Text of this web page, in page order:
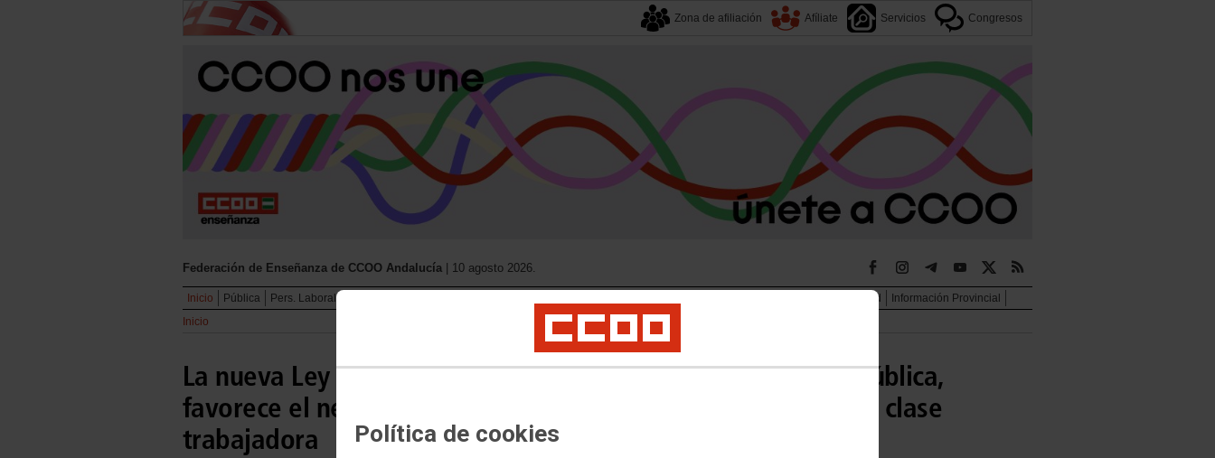
Política de cookies
Zona de afiliación Afíliate Servicios Congresos
Federación de Enseñanza de CCOO Andalucía | 10 agosto 2026.
Inicio Pública Pers. Laboral C. Educativos Mujer e igualdad
Información Provincial
Inicio
La nueva Ley de Universidades “dinamita” la calidad de la pública,
favorece el negocio privado y expulsa a los hijos e hijas de la clase
trabajadora